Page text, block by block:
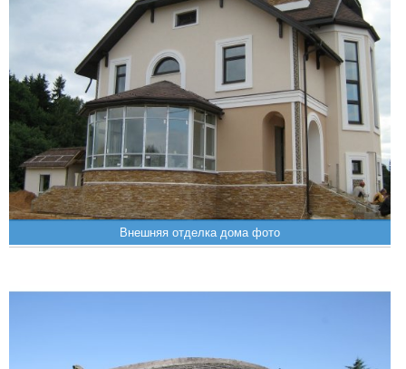
Внешняя отделка дома фото